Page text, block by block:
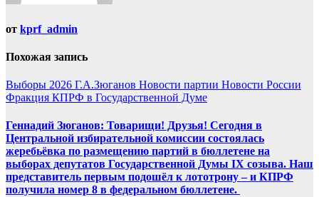
от kprf_admin
Похожая запись
Выборы 2026 Г.А.Зюганов Новости партии Новости России
Фракция КПРФ в Государственной Думе
Геннадий Зюганов: Товарищи! Друзья! Сегодня в
Центральной избирательной комиссии состоялась
жеребьёвка по размещению партий в бюллетене на
выборах депутатов Государственной Думы IX созыва. Наш
представитель первым подошёл к лототрону – и КПРФ
получила номер 8 в федеральном бюллетене.